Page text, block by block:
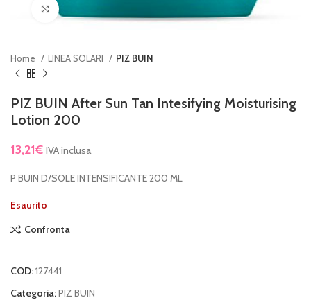
Clicca per ingrandire
Home LINEA SOLARI PIZ BUIN
PIZ BUIN After Sun Tan Intesifying Moisturising
Lotion 200
13,21€ IVA inclusa
P BUIN D/SOLE INTENSIFICANTE 200 ML
Esaurito
Confronta
COD:127441
Categoria:PIZ BUIN